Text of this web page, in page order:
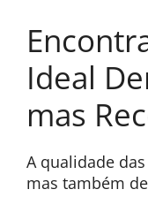
Ideal
mas
A qualidade
mas também